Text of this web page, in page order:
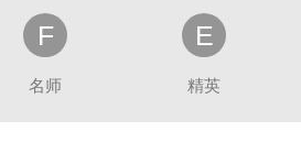
F
名师
E
精英